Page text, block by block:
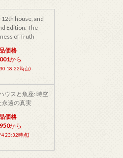
house, and
Edition: The
of Truth
価格
から
18:22時点)
スと魚座: 時空
永遠の真実
価格
から
23:32時点)